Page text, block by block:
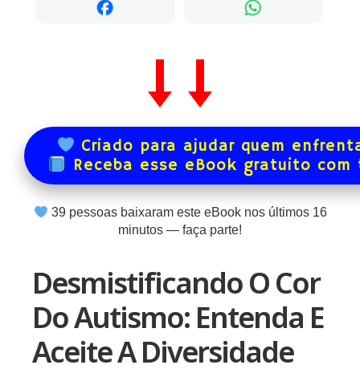
Criado para ajudar quem
Receba esse eBook gratuito
39pessoas baixaram este eBook nos últimos 16
minutos — faça parte!
Desmistificando O Cor
Do Autismo: Entenda E
Aceite A Diversidade